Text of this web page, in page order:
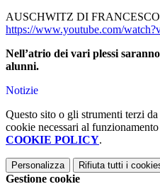
AUSCHWITZ DI
https://www.youtube.com/
Nell’atrio dei vari plessi
alunni.
Notizie
Questo sito o gli strumenti terzi
cookie necessari al
COOKIE POLICY.
Personalizza Rifiuta tutti i
Gestione cookie